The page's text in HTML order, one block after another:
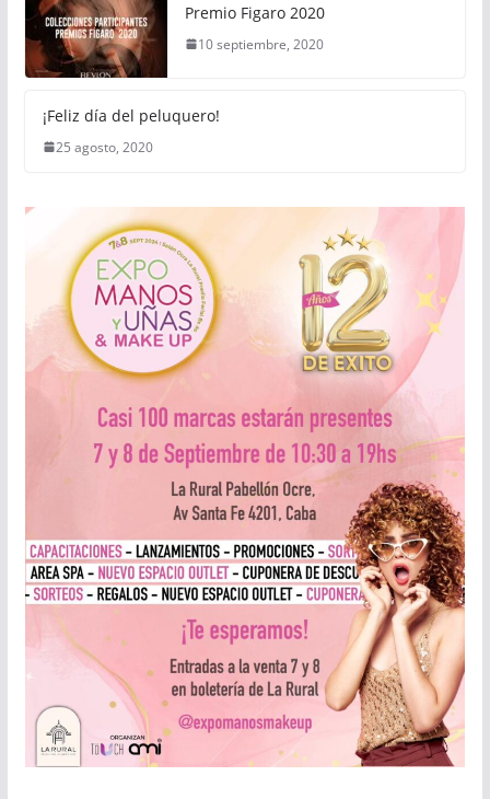
Premio Figaro 2020
10 septiembre, 2020
¡Feliz día del peluquero!
25 agosto, 2020